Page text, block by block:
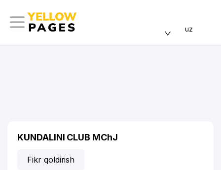
uz
KUNDALINI CLUB MChJ
Fikr qoldirish